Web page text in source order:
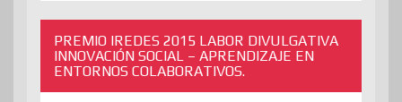
PREMIO IREDES 2015 LABOR DIVULGATIVA
INNOVACIÓN SOCIAL – APRENDIZAJE EN
ENTORNOS COLABORATIVOS.